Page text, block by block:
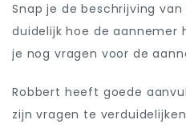
Snap je de beschrijving van
duidelijk hoe de aannemer
je nog vragen voor de
Robbert heeft goede
zijn vragen te